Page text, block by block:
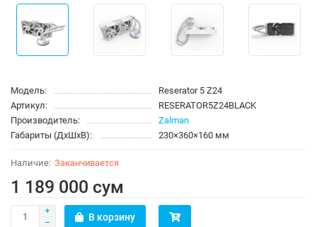
Модель:
Reserator 5 Z24
Артикул:
RESERATOR5Z24BLACK
Производитель:
Zalman
Габариты (ДхШхВ):
230×360×160 мм
Заканчивается
1 189 000 сум
В корзину